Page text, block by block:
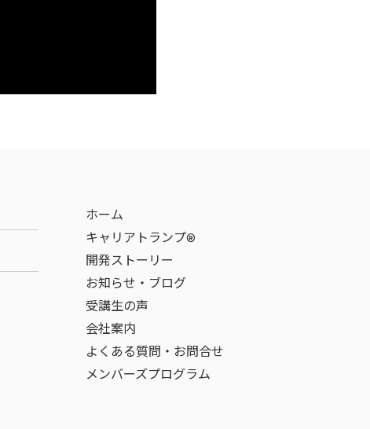
ホーム
キャリアトランプ®
開発ストーリー
お知らせ・ブログ
受講生の声
会社案内
よくある質問・お問合せ
メンバーズプログラム